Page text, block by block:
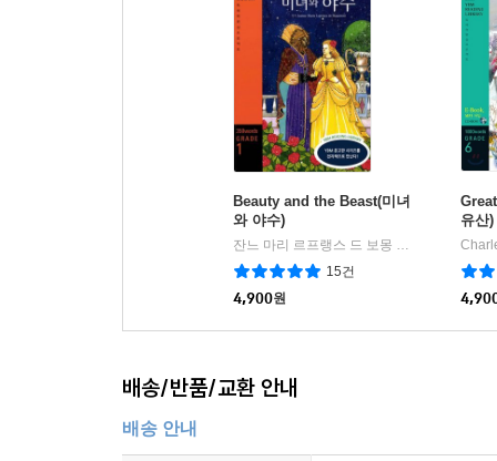
Beauty and the Beast(미녀
와 야수)
와이비엠
15건
4,900원
유산)
배송/반품/교환 안내
배송 안내